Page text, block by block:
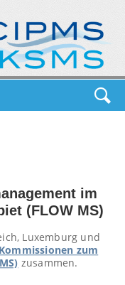
im
(FLOW MS)
Luxemburg und
zum
zusammen.